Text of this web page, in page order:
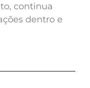
continua
dentro e